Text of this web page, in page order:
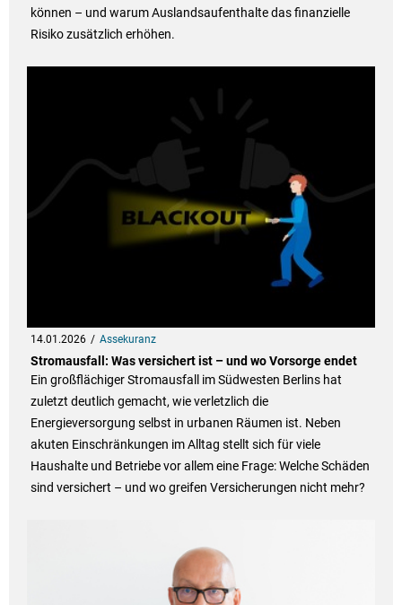
können – und warum Auslandsaufenthalte das finanzielle
Risiko zusätzlich erhöhen.
14.01.2026 Assekuranz
Stromausfall: Was versichert ist – und wo Vorsorge endet
Ein großflächiger Stromausfall im Südwesten Berlins hat
zuletzt deutlich gemacht, wie verletzlich die
Energieversorgung selbst in urbanen Räumen ist. Neben
akuten Einschränkungen im Alltag stellt sich für viele
Haushalte und Betriebe vor allem eine Frage: Welche Schäden
sind versichert – und wo greifen Versicherungen nicht mehr?